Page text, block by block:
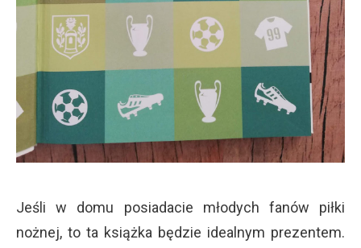
Jeśli w domu posiadacie młodych fanów piłki
nożnej, to ta książka będzie idealnym prezentem.